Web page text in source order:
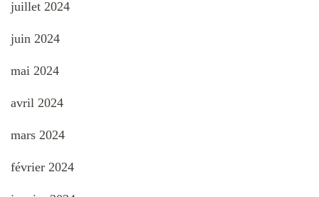
juillet 2024
juin 2024
mai 2024
avril 2024
mars 2024
février 2024